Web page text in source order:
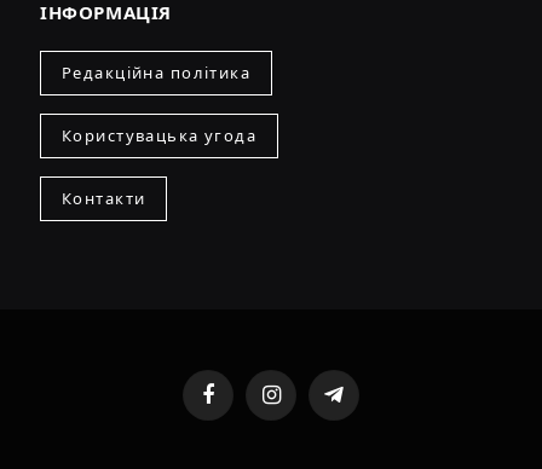
ІНФОРМАЦІЯ
Редакційна політика
Користувацька угода
Контакти
FacebookInstagramTelegram